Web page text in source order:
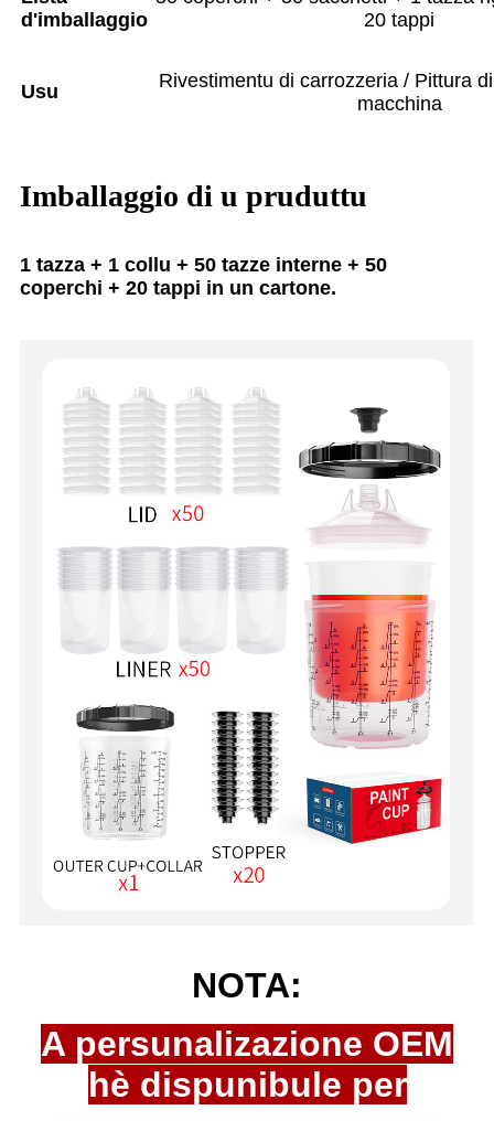
d'imballaggio
20 tappi
Usu
Rivestimentu di carrozzeria / Pittura
macchina
Imballaggio di u pruduttu
1 tazza + 1 collu + 50 tazze interne + 50
coperchi + 20 tappi in un cartone.
NOTA:
A persunalizazione OEM
hè dispunibule per